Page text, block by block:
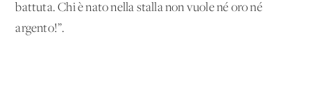
battuta. Chi è nato nella stalla non vuole né oro né
argento!”.